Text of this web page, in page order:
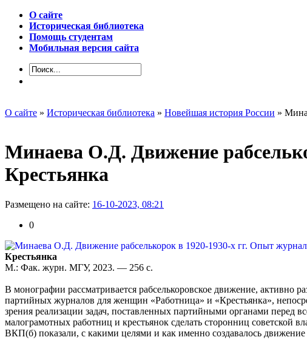
О сайте
Историческая библиотека
Помощь студентам
Мобильная версия сайта
О сайте » Историческая библиотека » Новейшая история России »
Минаева О.Д. Движение
Крестьянка
Размещено на сайте: 16-10-2023, 08:21
0
Крестьянка
М.: Фак. журн. МГУ, 2023. — 256 с.
В монографии рассматривается рабселькоровское движение, активно
партийных журналов для женщин «Работница» и «Крестьянка»,
зрения реализации задач, поставленных партийными органами перед
малограмотных работниц и крестьянок сделать сторонниц советской
ВКП(б) показали, с какими целями и как именно создавалось движение